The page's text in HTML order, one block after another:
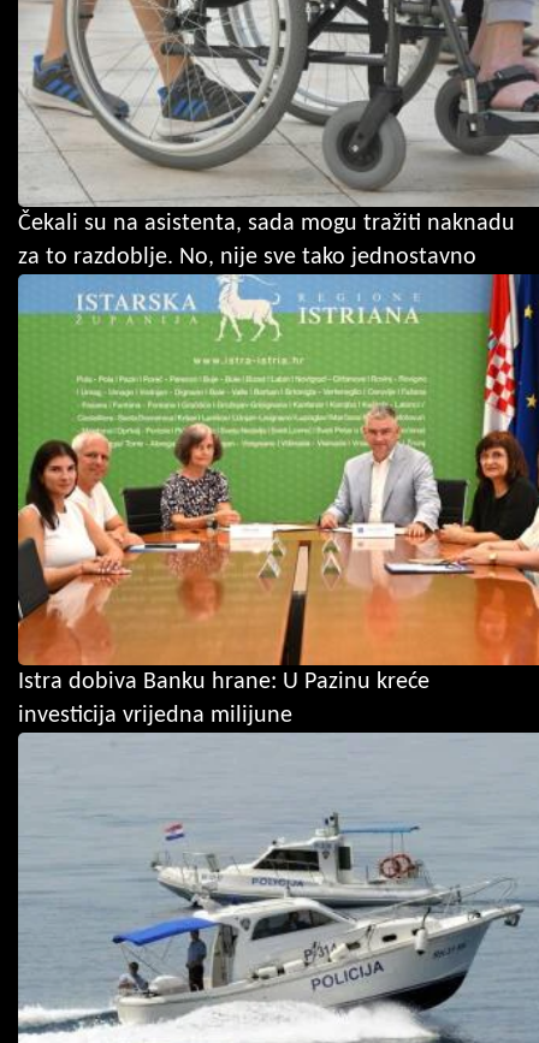
Čekali su na asistenta, sada mogu tražiti naknadu
za to razdoblje. No, nije sve tako jednostavno
Istra dobiva Banku hrane: U Pazinu kreće
investicija vrijedna milijune